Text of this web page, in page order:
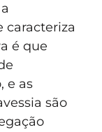
caracteriza
é que
e as
são